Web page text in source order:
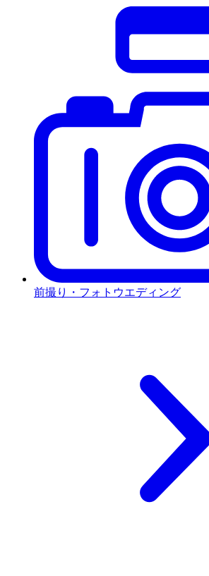
前撮り・フォトウエディング